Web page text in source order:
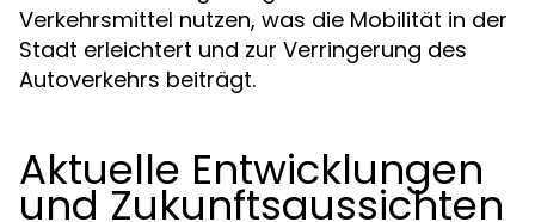
Verkehrsmittel nutzen, was die Mobilität in der
Stadt erleichtert und zur Verringerung des
Autoverkehrs beiträgt.
Aktuelle Entwicklungen
und Zukunftsaussichten